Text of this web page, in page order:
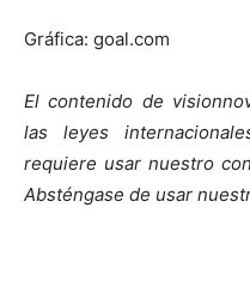
Gráfica: goal.com
El contenido de
las leyes
requiere usar nuestro
Absténgase de usar